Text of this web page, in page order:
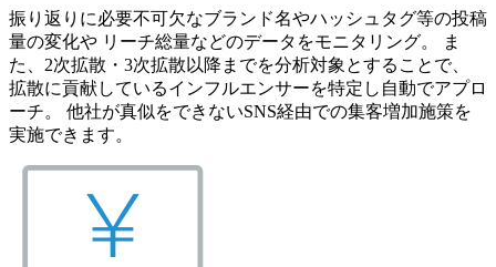
振り返りに必要不可欠なブランド名やハッシュタグ等の投稿
量の変化や リーチ総量などのデータをモニタリング。 ま
た、2次拡散・3次拡散以降までを分析対象とすることで、
拡散に貢献しているインフルエンサーを特定し自動でアプロ
ーチ。 他社が真似をできないSNS経由での集客増加施策を
実施できます。